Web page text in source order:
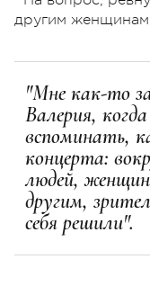
другим женщинам,
"Мне как-то
Валерия,
вспоминать,
концерта:
людей,
другим,
себя решили".